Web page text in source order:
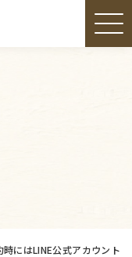
にはLINE公式アカウント